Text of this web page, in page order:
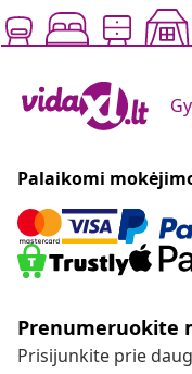
Palaikomi
Prenumeruokite
Prisijunkite prie